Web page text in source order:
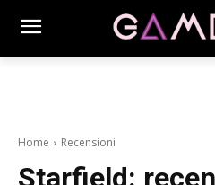
Home Recensioni
Starfield: